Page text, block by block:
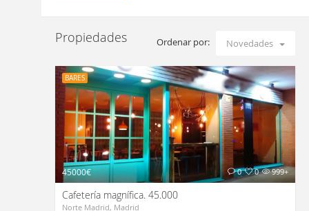
Propiedades Ordenar por: Novedades
45000€ 999+
0
0
BARES
Cafetería magnífica. 45.000
Norte Madrid, Madrid